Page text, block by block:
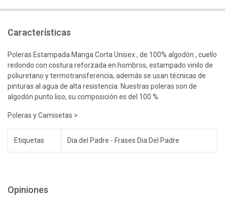
Características
Poleras Estampada Manga Corta Unisex , de 100% algodón , cuello
redondo con costura reforzada en hombros, estampado vinilo de
poliuretano y termotransferencia, además se usan técnicas de
pinturas al agua de alta resistencia. Nuestras poleras son de
algodón punto liso, su composición es del 100 %.
Poleras y Camisetas >
Etiquetas Dia del Padre - Frases Dia Del Padre
Opiniones